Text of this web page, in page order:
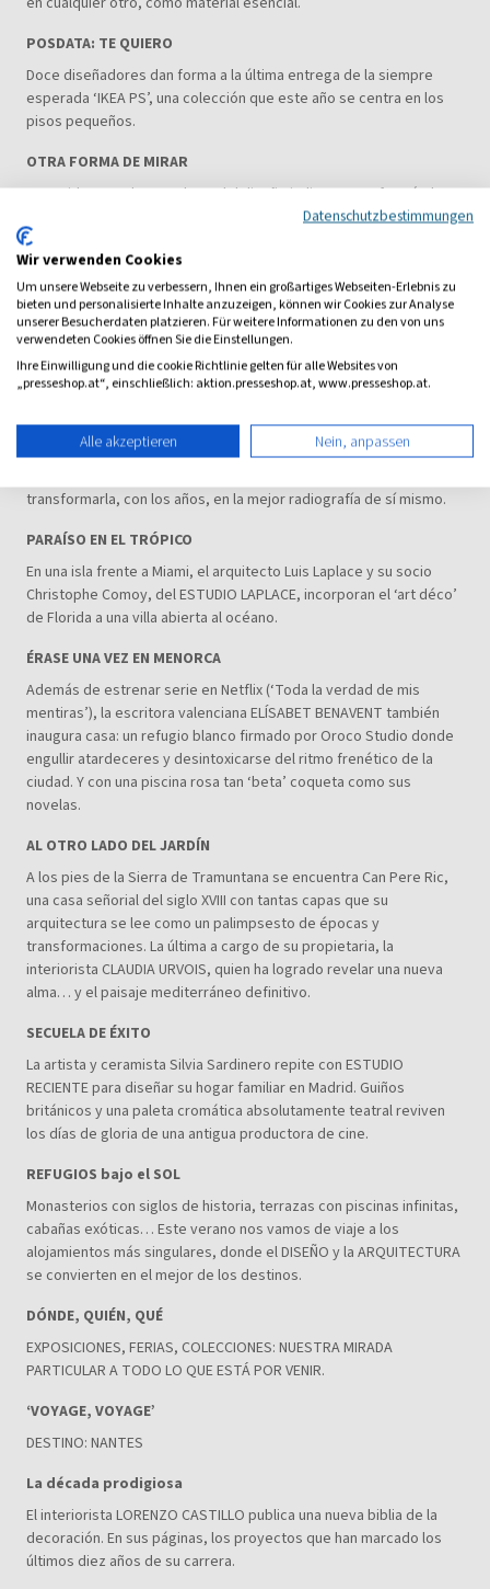
POSDATA: TE QUIERO
Doce diseñadores dan forma a la última entrega de la siempre
esperada ‘IKEA PS’, una colección que este año se centra en los
pisos pequeños.
OTRA FORMA DE MIRAR
Conocida como la gran dama del diseño italiano, transformó el
gusto doméstico del siglo XX introduciendo la estética
ESCANDINAVA y NORTEAMERICANA en el país y convirtiendo su
propia editora en su modo de vida.
Una fórmula magistral
Diseño, mucha resistencia y, sobre todo, sostenibilidad
convergen en una nueva generación de suelos que llega pisando
fuerte.
ALGO PERSONAL
Aunque no estaba entre sus planes, el artista visual JOSÉ LEÓN
transformarla, con los años, en la mejor radiografía de sí mismo.
PARAÍSO EN EL TRÓPICO
En una isla frente a Miami, el arquitecto Luis Laplace y su socio
Christophe Comoy, del ESTUDIO LAPLACE, incorporan el ‘art déco’
de Florida a una villa abierta al océano.
ÉRASE UNA VEZ EN MENORCA
Además de estrenar serie en Netflix (‘Toda la verdad de mis
mentiras’), la escritora valenciana ELÍSABET BENAVENT también
inaugura casa: un refugio blanco firmado por Oroco Studio donde
engullir atardeceres y desintoxicarse del ritmo frenético de la
ciudad. Y con una piscina rosa tan ‘beta’ coqueta como sus
novelas.
AL OTRO LADO DEL JARDÍN
A los pies de la Sierra de Tramuntana se encuentra Can Pere Ric,
una casa señorial del siglo XVIII con tantas capas que su
arquitectura se lee como un palimpsesto de épocas y
transformaciones. La última a cargo de su propietaria, la
interiorista CLAUDIA URVOIS, quien ha logrado revelar una nueva
alma… y el paisaje mediterráneo definitivo.
SECUELA DE ÉXITO
La artista y ceramista Silvia Sardinero repite con ESTUDIO
RECIENTE para diseñar su hogar familiar en Madrid. Guiños
británicos y una paleta cromática absolutamente teatral reviven
los días de gloria de una antigua productora de cine.
REFUGIOS bajo el SOL
Monasterios con siglos de historia, terrazas con piscinas infinitas,
cabañas exóticas… Este verano nos vamos de viaje a los
alojamientos más singulares, donde el DISEÑO y la ARQUITECTURA
se convierten en el mejor de los destinos.
DÓNDE, QUIÉN, QUÉ
EXPOSICIONES, FERIAS, COLECCIONES: NUESTRA MIRADA
PARTICULAR A TODO LO QUE ESTÁ POR VENIR.
‘VOYAGE, VOYAGE’
DESTINO: NANTES
La década prodigiosa
El interiorista LORENZO CASTILLO publica una nueva biblia de la
decoración. En sus páginas, los proyectos que han marcado los
últimos diez años de su carrera.
Datenschutzbestimmungen
Wir verwenden Cookies
Um unsere Webseite zu verbessern, Ihnen ein großartiges Webseiten-Erlebnis zu
bieten und personalisierte Inhalte anzuzeigen, können wir Cookies zur Analyse
unserer Besucherdaten platzieren. Für weitere Informationen zu den von uns
verwendeten Cookies öffnen Sie die Einstellungen.
Ihre Einwilligung und die cookie Richtlinie gelten für alle Websites von
„presseshop.at“, einschließlich: aktion.presseshop.at, www.presseshop.at.
Alle akzeptieren Nein, anpassen